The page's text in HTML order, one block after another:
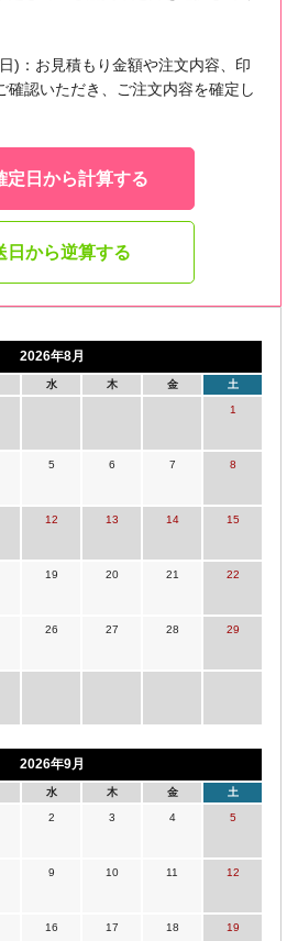
)：お見積もり金額や注文内容、印
確認いただき、ご注文内容を確定し
定日から計算する
日から逆算する
2026年8月
水 木 金 土
1
5 6 7 8
12 13 14 15
19 20 21 22
26 27 28 29
2026年9月
水 木 金 土
2 3 4 5
9 10 11 12
16 17 18 19